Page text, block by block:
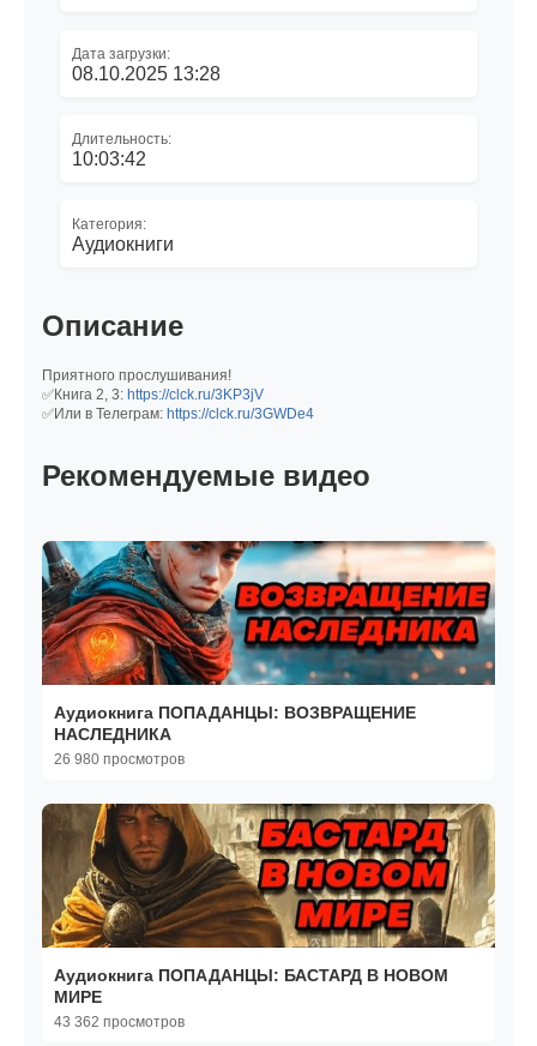
Дата загрузки:
08.10.2025 13:28
Длительность:
10:03:42
Категория:
Аудиокниги
Описание
Приятного прослушивания!
✅Книга 2, 3: https://clck.ru/3KP3jV
✅Или в Телеграм: https://clck.ru/3GWDe4
Рекомендуемые видео
Аудиокнига ПОПАДАНЦЫ: ВОЗВРАЩЕНИЕ
НАСЛЕДНИКА
26 980 просмотров
Аудиокнига ПОПАДАНЦЫ: БАСТАРД В НОВОМ
МИРЕ
43 362 просмотров